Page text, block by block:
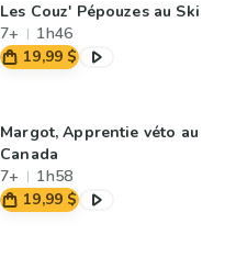
Les Couz' Pépouzes au Ski
7+
1h46
19,99 $
Margot, Apprentie véto au
Canada
7+
1h58
19,99 $